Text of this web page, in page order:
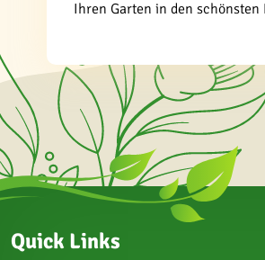
Ihren Garten in den schönsten
Quick Links